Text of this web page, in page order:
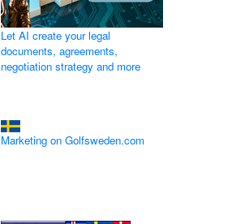
Let AI create your legal
documents, agreements,
negotiation strategy and more
Marketing on Golfsweden.com